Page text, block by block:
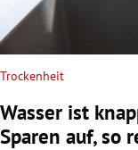
Trockenheit
Wasser ist
Sparen auf, so